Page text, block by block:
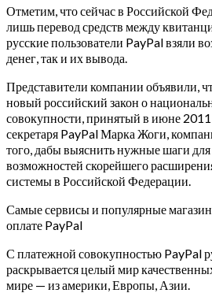
Отметим, что сейчас в Российской
лишь перевод средств между
русские пользователи PayPal взяли
денег, так и их вывода.
Представители компании объявили,
новый российский закон о
совокупности, принятый в июне 2011
секретаря PayPal Марка Жоги,
того, дабы выяснить нужные шаги для
возможностей скорейшего
системы в Российской Федерации.
Самые сервисы и популярные
оплате PayPal
С платежной совокупностью PayPal
раскрывается целый мир
мире — из америки, Европы, Азии.